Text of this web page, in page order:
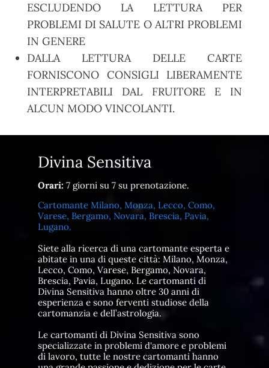
ESCLUDENDO LA LETTURA PER
PROBLEMI DI SALUTE O ALTRI PROBLEMI
IN GENERE
DALLA LETTURA DELLE CARTE
FORNISCONO CONSIGLI LIBERAMENTE
INTERPRETABILI DAL FRUITORE E IN
ALCUN MODO VINCOLANTI.
Divina Sensitiva
Orari: 7 giorni su 7 su prenotazione.
Cartomante Milano, Monza, Lecco, Como,
Varese, Bergamo, Novara, Brescia, Pavia,
Lugano.
Siete alla ricerca di una cartomante esperta e
abitate in una di queste città: Milano, Monza,
Lecco, Como, Varese, Bergamo, Novara,
Brescia, Pavia, Lugano. Le cartomanti di
Divina Sensitiva hanno oltre 30 anni di
esperienza e sono ferventi studiose della
cartomanzia e dell’astrologia.
Le cartomanti di Divina Sensitiva sono
specializzate in problemi d'amore e problemi
di lavoro, tutte le nostre cartomanti hanno